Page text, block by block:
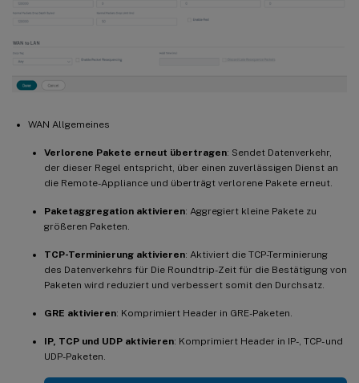
WAN Allgemeines
Verlorene Pakete erneut übertragen: Sendet Datenverkehr,
der dieser Regel entspricht, über einen zuverlässigen Dienst an
die Remote-Appliance und überträgt verlorene Pakete erneut.
Paketaggregation aktivieren: Aggregiert kleine Pakete zu
größeren Paketen.
TCP-Terminierung aktivieren: Aktiviert die TCP-Terminierung
des Datenverkehrs für Die Roundtrip-Zeit für die Bestätigung von
Paketen wird reduziert und verbessert somit den Durchsatz.
GRE aktivieren: Komprimiert Header in GRE-Paketen.
IP, TCP und UDP aktivieren: Komprimiert Header in IP-, TCP- und
UDP-Paketen.